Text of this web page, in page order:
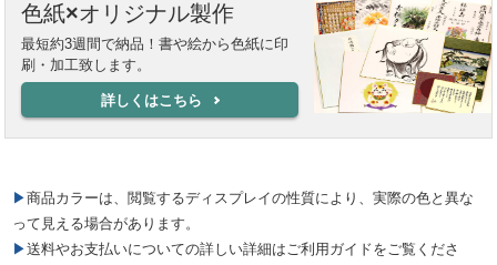
色紙×オリジナル製作
最短約3週間で納品！書や絵から色紙に印
刷・加工致します。
詳しくはこちら
▶商品カラーは、閲覧するディスプレイの性質により、実際の色と異な
って見える場合があります。
▶送料やお支払いについての詳しい詳細はご利用ガイドをご覧くださ